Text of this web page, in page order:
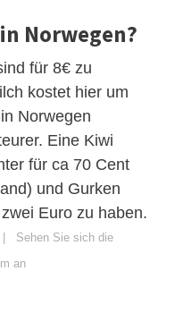
Norwegen?
für 8€ zu
kostet hier um
Norwegen
Eine Kiwi
für ca 70 Cent
und Gurken
Euro zu haben.
Sehen Sie sich die
an